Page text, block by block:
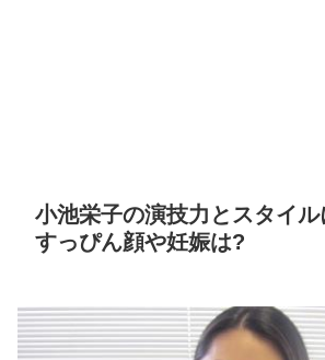
小池栄子の演技力とスタイ
すっぴん顔や妊娠は?